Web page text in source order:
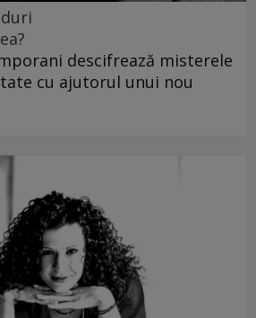
descifrează misterele
cu ajutorul unui nou